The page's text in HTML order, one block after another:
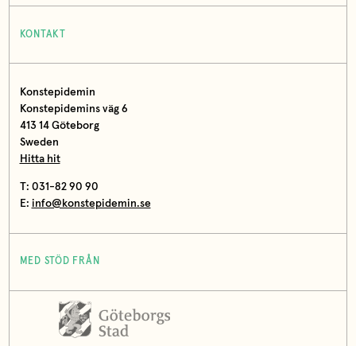
KONTAKT
Konstepidemin
Konstepidemins väg 6
413 14 Göteborg
Sweden
Hitta hit
T: 031-82 90 90
E: info@konstepidemin.se
MED STÖD FRÅN